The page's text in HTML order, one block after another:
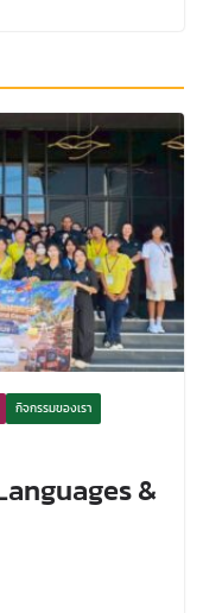
กิจกรรมของเรา
&